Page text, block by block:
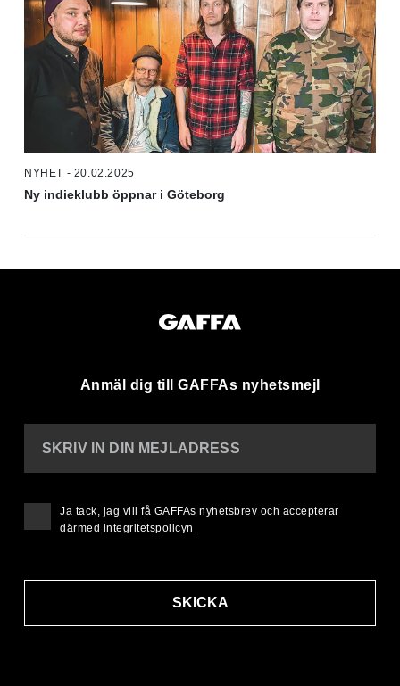
NYHET - 20.02.2025
Ny indieklubb öppnar i Göteborg
Anmäl dig till GAFFAs nyhetsmejl
SKRIV IN DIN MEJLADRESS
SKICKA
Ja tack, jag vill få GAFFAs nyhetsbrev och accepterar
därmed integritetspolicyn